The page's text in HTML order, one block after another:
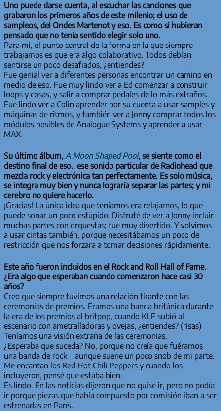
Uno puede darse cuenta, al escuchar las canciones que
grabaron los primeros años de este milenio; el uso de
sampleos, del Ondes Martenot y eso. Es como si hubieran
pensado que no tenía sentido elegir solo uno.
Para mi, el punto central de la forma en la que siempre
trabajamos es que era algo colaborativo. Todos debían
sentirse un poco desafiados, ¿entiendes?
Fue genial ver a diferentes personas encontrar un camino en
medio de eso. Fue muy lindo ver a Ed comenzar a construir
loops y cosas, y salir a comprar pedales de lo más extraños.
Fue lindo ver a Colin aprender por su cuenta a usar samples y
máquinas de ritmos, y también ver a Jonny comprar todos los
módulos posibles de Analogue Systems y aprender a usar
MAX.
Su último álbum, A Moon Shaped Pool, se siente como el
destino final de eso.. ese sonido particular de Radiohead que
mezcla rock y electrónica tan perfectamente. Es solo música,
se integra muy bien y nunca lograría separar las partes; y mi
cerebro no quiere hacerlo.
¡Gracias! La única idea que teníamos era relajarnos, lo que
puede sonar un poco estúpido. Disfruté de ver a Jonny incluir
muchas partes con orquestas; fue muy divertido. Y volvimos
a usar cintas también, porque necesitábamos un poco de
restricción que nos forzara a tomar decisiones rápidamente.
Este año fueron incluidos en el Rock and Roll Hall of Fame.
¿Era algo que esperaban cuando comenzaron hace casi 30
años?
Creo que siempre tuvimos una relación tirante con las
ceremonias de premios. Eramos una banda británica durante
la era de los premios al britpop, cuando KLF subió al
escenario con ametralladoras y ovejas, ¿entiendes? (risas)
Teníamos una visión extraña de las ceremonias.
¿Esperaba que suceda? No, porque no creía que fuéramos
una banda de rock – aunque suene un poco snob de mi parte.
Me encantan los Red Hot Chili Peppers y cuando los
incluyeron, pensé que estaba bien.
Es lindo. En las noticias dijeron que no quise ir, pero no podía
ir porque piezas que había compuesto por comisión iban a ser
estrenadas en París.